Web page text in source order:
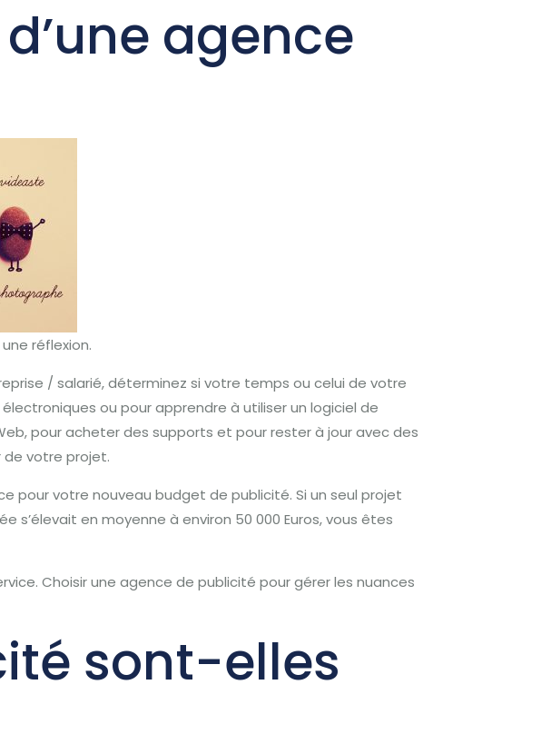
agence
réflexion.
/ salarié, déterminez si votre temps ou celui de votre
ou pour apprendre à utiliser un logiciel de
pour acheter des supports et pour rester à jour avec des
votre projet.
pour votre nouveau budget de publicité. Si un seul projet
s’élevait en moyenne à environ 50 000 Euros, vous êtes
Choisir une agence de publicité pour gérer les nuances
sont-elles